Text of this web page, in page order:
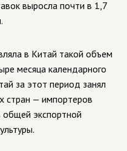
выросла почти в 1,7
в Китай такой объем
месяца календарного
за этот период занял
стран — импортеров
общей экспортной